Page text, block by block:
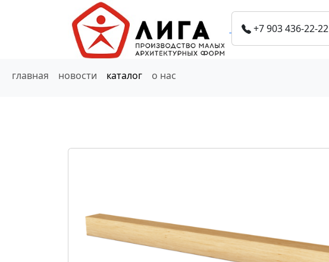
+7 903 436-22-22
главная новости каталог о нас